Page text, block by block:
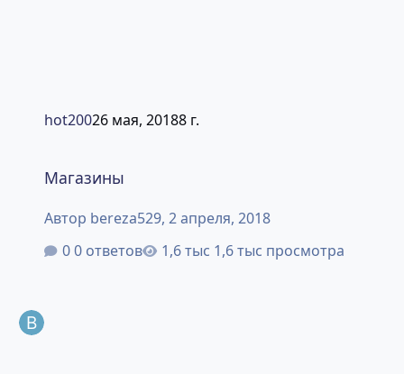
hot20026 мая, 20188 г.
Магазины
Автор bereza529, 2 апреля, 2018
0 ответов
1,6 тыс просмотра